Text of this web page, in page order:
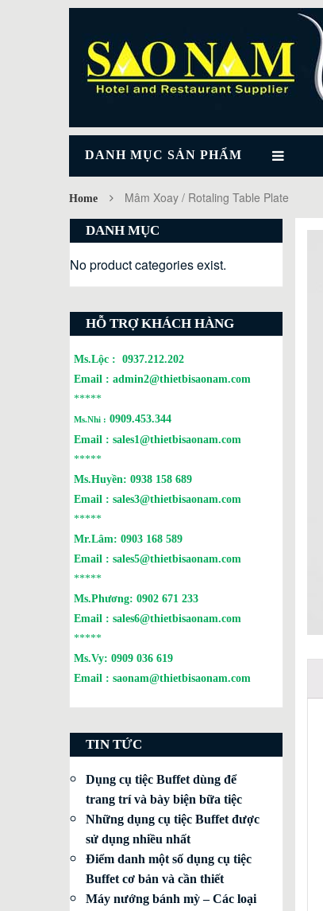
DANH MỤC SẢN PHẨM
Home Mâm Xoay / Rotaling Table Plate
DANH MỤC
No product categories exist.
HỖ TRỢ KHÁCH HÀNG
Ms.Lộc : 0937.212.202
Email : admin2@thietbisaonam.com
*****
Ms.Nhi : 0909.453.344
Email : sales1@thietbisaonam.com
*****
Ms.Huyền: 0938 158 689
Email : sales3@thietbisaonam.com
*****
Mr.Lâm: 0903 168 589
Email : sales5@thietbisaonam.com
*****
Ms.Phương: 0902 671 233
Email : sales6@thietbisaonam.com
*****
Ms.Vy: 0909 036 619
Email : saonam@thietbisaonam.com
TIN TỨC
Dụng cụ tiệc Buffet dùng để
trang trí và bày biện bữa tiệc
Những dụng cụ tiệc Buffet được
sử dụng nhiều nhất
Điểm danh một số dụng cụ tiệc
Buffet cơ bản và cần thiết
Máy nướng bánh mỳ – Các loại